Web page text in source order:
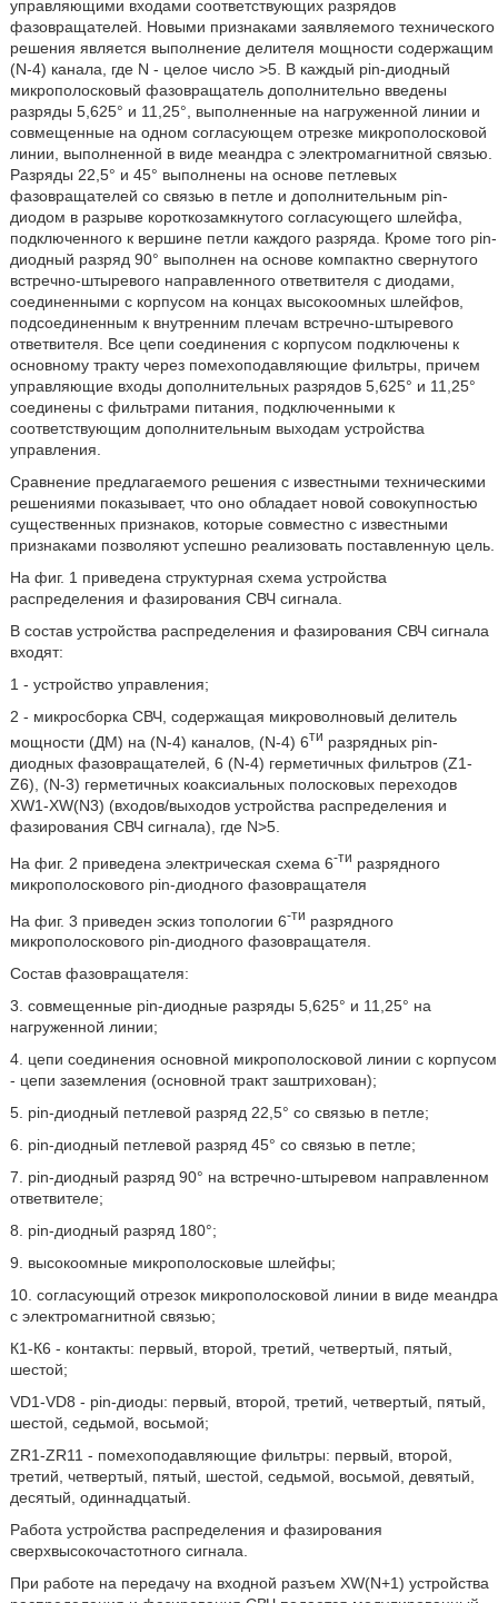
управляющими входами соответствующих разрядов
фазовращателей. Новыми признаками заявляемого технического
решения является выполнение делителя мощности содержащим
(N-4) канала, где N - целое число >5. В каждый pin-диодный
микрополосковый фазовращатель дополнительно введены
разряды 5,625° и 11,25°, выполненные на нагруженной линии и
совмещенные на одном согласующем отрезке микрополосковой
линии, выполненной в виде меандра с электромагнитной связью.
Разряды 22,5° и 45° выполнены на основе петлевых
фазовращателей со связью в петле и дополнительным pin-
диодом в разрыве короткозамкнутого согласующего шлейфа,
подключенного к вершине петли каждого разряда. Кроме того pin-
диодный разряд 90° выполнен на основе компактно свернутого
встречно-штыревого направленного ответвителя с диодами,
соединенными с корпусом на концах высокоомных шлейфов,
подсоединенным к внутренним плечам встречно-штыревого
ответвителя. Все цепи соединения с корпусом подключены к
основному тракту через помехоподавляющие фильтры, причем
управляющие входы дополнительных разрядов 5,625° и 11,25°
соединены с фильтрами питания, подключенными к
соответствующим дополнительным выходам устройства
управления.
Сравнение предлагаемого решения с известными техническими
решениями показывает, что оно обладает новой совокупностью
существенных признаков, которые совместно с известными
признаками позволяют успешно реализовать поставленную цель.
На фиг. 1 приведена структурная схема устройства
распределения и фазирования СВЧ сигнала.
В состав устройства распределения и фазирования СВЧ сигнала
входят:
1 - устройство управления;
2 - микросборка СВЧ, содержащая микроволновый делитель
мощности (ДМ) на (N-4) каналов, (N-4) 6ти разрядных pin-
диодных фазовращателей, 6 (N-4) герметичных фильтров (Z1-
Z6), (N-3) герметичных коаксиальных полосковых переходов
XW1-XW(N3) (входов/выходов устройства распределения и
фазирования СВЧ сигнала), где N>5.
На фиг. 2 приведена электрическая схема 6-ти разрядного
микрополоскового pin-диодного фазовращателя
На фиг. 3 приведен эскиз топологии 6-ти разрядного
микрополоскового pin-диодного фазовращателя.
Состав фазовращателя:
3. совмещенные pin-диодные разряды 5,625° и 11,25° на
нагруженной линии;
4. цепи соединения основной микрополосковой линии с корпусом
- цепи заземления (основной тракт заштрихован);
5. pin-диодный петлевой разряд 22,5° со связью в петле;
6. pin-диодный петлевой разряд 45° со связью в петле;
7. pin-диодный разряд 90° на встречно-штыревом направленном
ответвителе;
8. pin-диодный разряд 180°;
9. высокоомные микрополосковые шлейфы;
10. согласующий отрезок микрополосковой линии в виде меандра
с электромагнитной связью;
К1-К6 - контакты: первый, второй, третий, четвертый, пятый,
шестой;
VD1-VD8 - pin-диоды: первый, второй, третий, четвертый, пятый,
шестой, седьмой, восьмой;
ZR1-ZR11 - помехоподавляющие фильтры: первый, второй,
третий, четвертый, пятый, шестой, седьмой, восьмой, девятый,
десятый, одиннадцатый.
Работа устройства распределения и фазирования
сверхвысокочастотного сигнала.
При работе на передачу на входной разъем XW(N+1) устройства